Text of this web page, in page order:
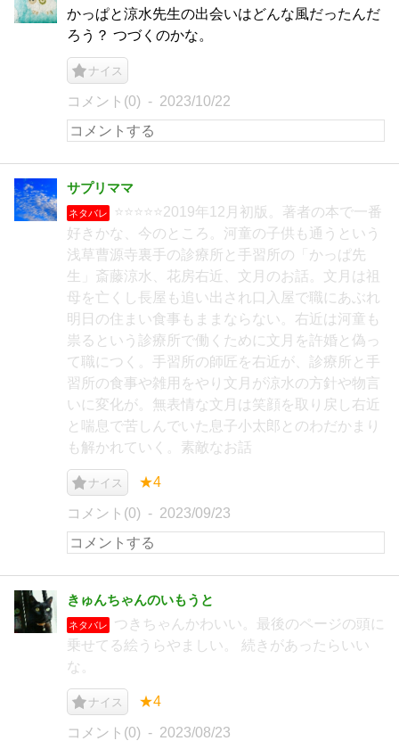
かっぱと涼水先生の出会いはどんな風だったんだ
ろう？ つづくのかな。
ナイス
コメント(0) 2023/10/22
サプリママ
ネタバレ
⭐⭐⭐⭐⭐2019年12月初版。著者の本で一番
好きかな、今のところ。河童の子供も通うという
浅草曹源寺裏手の診療所と手習所の「かっぱ先
生」斎藤涼水、花房右近、文月のお話。文月は祖
母を亡くし長屋も追い出され口入屋で職にあぶれ
明日の住まい食事もままならない。右近は河童も
祟るという診療所で働くために文月を許婚と偽っ
て職につく。手習所の師匠を右近が、診療所と手
習所の食事や雑用をやり文月が涼水の方針や物言
いに変化が。無表情な文月は笑顔を取り戻し右近
と喘息で苦しんでいた息子小太郎とのわだかまり
も解かれていく。素敵なお話
ナイス ★4
コメント(0) 2023/09/23
きゅんちゃんのいもうと
ネタバレ
つきちゃんかわいい。最後のページの頭に
乗せてる絵うらやましい。 続きがあったらいい
な。
ナイス ★4
コメント(0) 2023/08/23